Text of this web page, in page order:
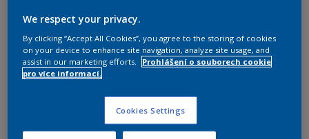
Najít výrobek v tomto odstínu
We respect your privacy.
By clicking “Accept All Cookies”, you agree to the storing of cookies
on your device to enhance site navigation, analyze site usage, and
assist in our marketing efforts.
Prohlášení o souborech cookie
pro více informací.
Cookies Settings